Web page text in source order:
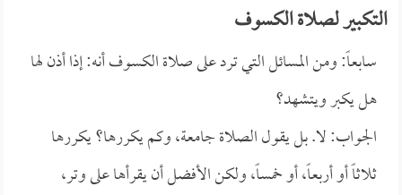
التكبير لصلاة الكسوف
سابعاً: ومن المسائل التي ترد على صلاة الكسوف أنه: إذا أذن لها
هل يكبر ويتشهد؟
الجواب: لا. بل يقول الصلاة جامعة، وكم يكررها؟ يكررها
ثلاثاً أو أربعاً، أو خمساً، ولكن الأفضل أن يقرأها على وتر،